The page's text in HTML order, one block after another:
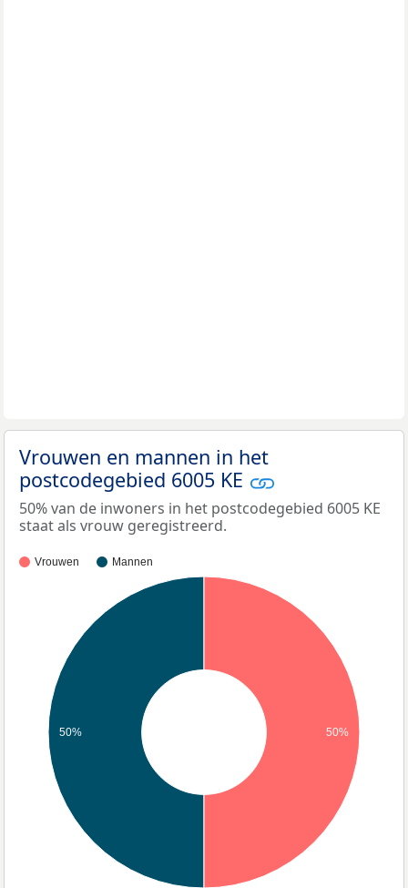
Vrouwen en mannen in het
postcodegebied 6005 KE
50% van de inwoners in het postcodegebied 6005 KE
staat als vrouw geregistreerd.
Vrouwen Mannen
50% 50%